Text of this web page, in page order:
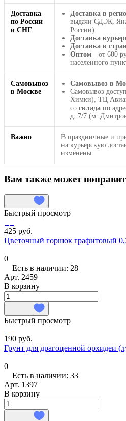
Доставка
по России
и СНГ
Доставка в
выдачи СДЭК,
России).
Доставка
Доставка в
Оптом - от 600
населенного
Самовывоз
в Москве
Самовывоз в
Самовывоз
Химки), ТЦ
со склада по
д. 7/7 (м.
Важно
В праздничные и
на курьерскую
изменены.
Вам также может
Быстрый просмотр
425 руб.
Цветочный горшок графитовый
0
Есть в наличии: 28
Арт. 2459
В корзину
Быстрый просмотр
190 руб.
Грунт для драгоценной орхидеи
0
Есть в наличии: 33
Арт. 1397
В корзину